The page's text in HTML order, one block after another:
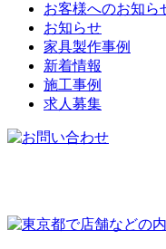
お客様へのお知ら
お知らせ
家具製作事例
新着情報
施工事例
求人募集